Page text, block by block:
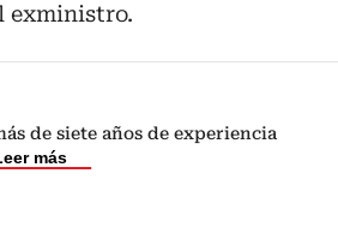
exministro.
de siete años de experiencia
más